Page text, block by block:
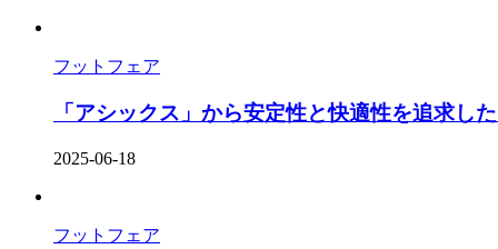
フットフェア
「アシックス」から安定性と快適性を追求し
2025-06-18
フットフェア